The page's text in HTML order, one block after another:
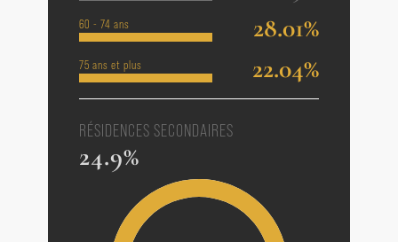
60 - 74 ans 28.01%
75 ans et plus 22.04%
RÉSIDENCES SECONDAIRES
24.9%